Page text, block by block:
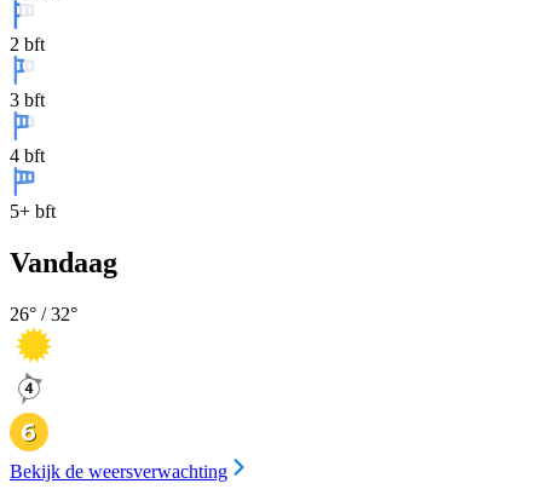
2 bft
3 bft
4 bft
5+ bft
Vandaag
26° /32°
Bekijk de weersverwachting